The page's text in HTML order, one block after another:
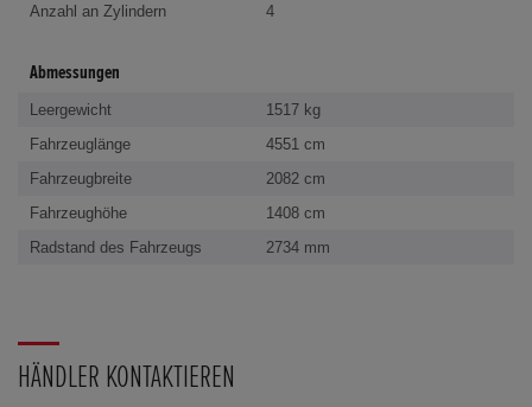
Anzahl an Zylindern
4
Abmessungen
Leergewicht
1517 kg
Fahrzeuglänge
4551 cm
Fahrzeugbreite
2082 cm
Fahrzeughöhe
1408 cm
Radstand des Fahrzeugs
2734 mm
HÄNDLER KONTAKTIEREN